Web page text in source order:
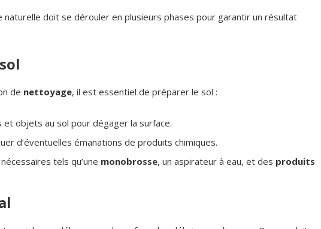
naturelle doit se dérouler en plusieurs phases pour garantir un résultat
de nettoyage, il est essentiel de préparer le sol :
et objets au sol pour dégager la surface.
d’éventuelles émanations de produits chimiques.
tels qu’une monobrosse, un aspirateur à eau, et des produits